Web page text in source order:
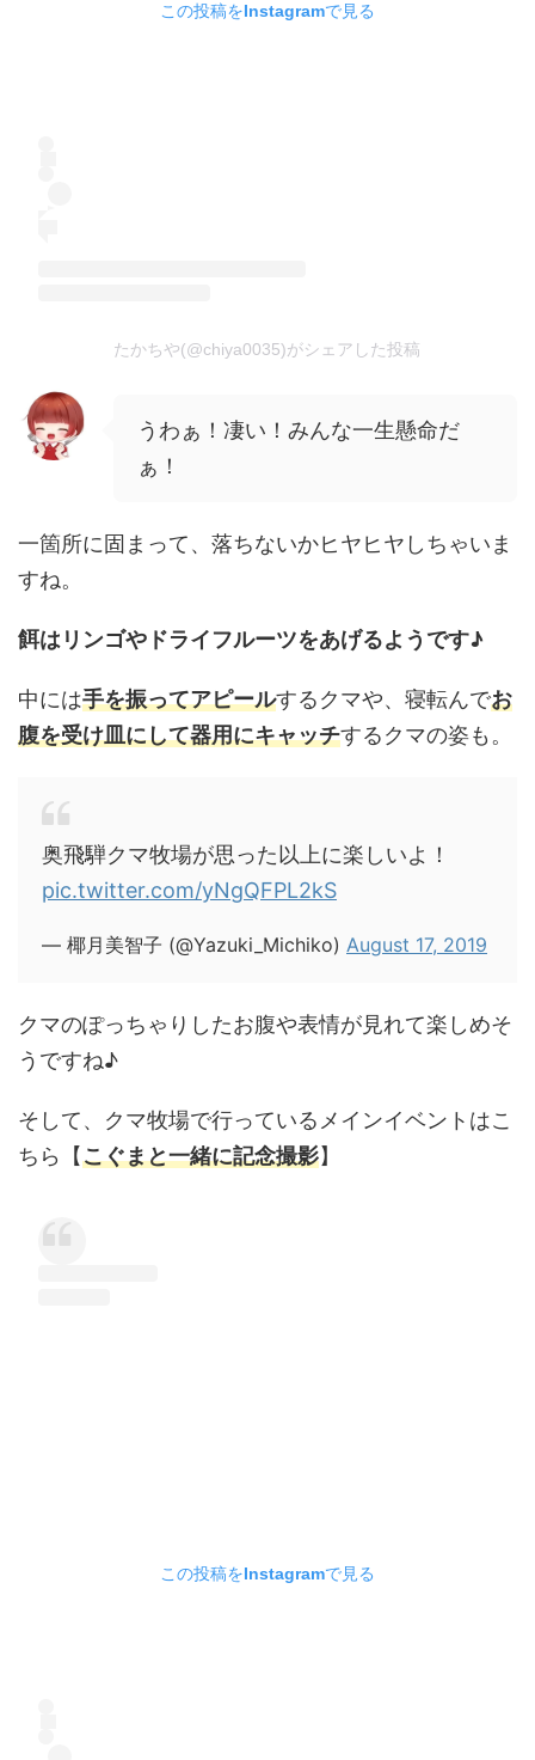
この投稿をInstagramで見る
たかちや(@chiya0035)がシェアした投稿
うわぁ！凄い！みんな一生懸命だ
ぁ！
一箇所に固まって、落ちないかヒヤヒヤしちゃいま
すね。
餌はリンゴやドライフルーツをあげるようです♪
中には手を振ってアピールするクマや、寝転んでお
腹を受け皿にして器用にキャッチするクマの姿も。
奥飛騨クマ牧場が思った以上に楽しいよ！
pic.twitter.com/yNgQFPL2kS
— 椰月美智子 (@Yazuki_Michiko) August 17, 2019
クマのぽっちゃりしたお腹や表情が見れて楽しめそ
うですね♪
そして、クマ牧場で行っているメインイベントはこ
ちら【こぐまと一緒に記念撮影】
この投稿をInstagramで見る